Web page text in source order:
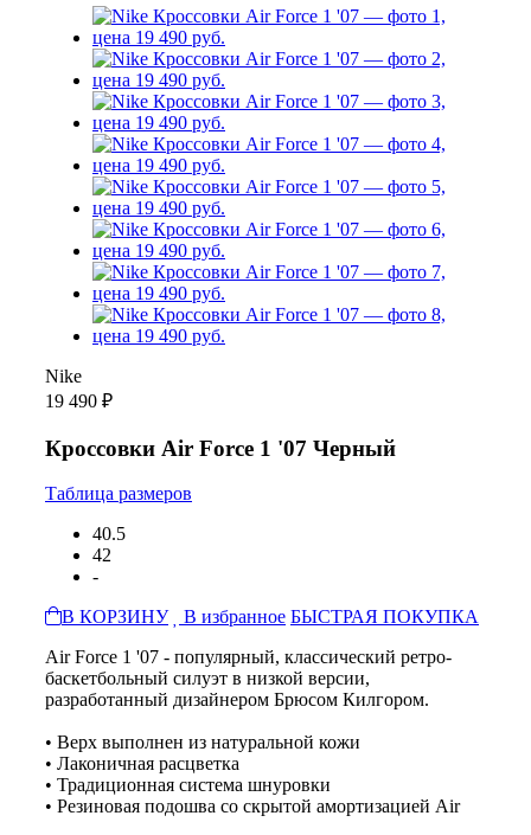
Nike
19 490 ₽
Кроссовки Air Force 1 '07 Черный
Таблица размеров
40.5
42
-
В КОРЗИНУ
В избранное БЫСТРАЯ ПОКУПКА
Air Force 1 '07 - популярный, классический ретро-
баскетбольный силуэт в низкой версии,
разработанный дизайнером Брюсом Килгором.
• Верх выполнен из натуральной кожи
• Лаконичная расцветка
• Традиционная система шнуровки
• Резиновая подошва со скрытой амортизацией Air